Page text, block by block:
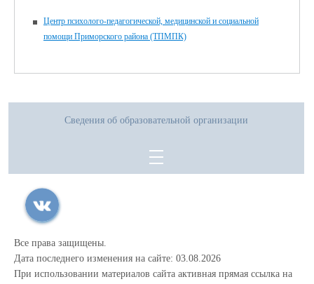
Центр психолого-педагогической, медицинской и социальной
помощи Приморского района (ТПМПК)
Сведения об образовательной организации
Все права защищены.
Дата последнего изменения на сайте: 03.08.2026
При использовании материалов сайта активная прямая ссылка на